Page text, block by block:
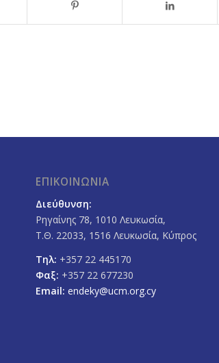
ΕΠΙΚΟΙΝΩΝΙΑ
Διεύθυνση:
Ρηγαίνης 78, 1010 Λευκωσία,
Τ.Θ. 22033, 1516 Λευκωσία, Κύπρος
Τηλ: +357 22 445170
Φαξ: +357 22 677230
Email: endeky@ucm.org.cy